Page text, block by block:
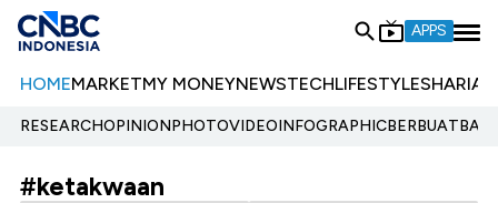
APPS
HOMEMARKETMY MONEYNEWSTECHLIFESTYLESHARIA
RESEARCHOPINIONPHOTOVIDEOINFOGRAPHIC
#ketakwaan